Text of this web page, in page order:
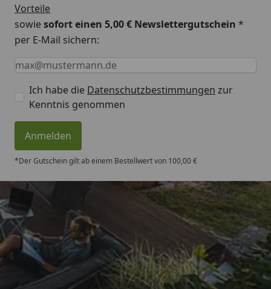
Vorteile
sowiesofort einen 5,00 € Newslettergutschein *
per E-Mail sichern:
Keine Eingabe erforderlich
Eingabe erforderlich
E-Mail *
Ich habe die Datenschutzbestimmungen zur
Kenntnis genommen
Anmelden
*Der Gutschein gilt ab einem Bestellwert von 100,00 €
Trusted Shops
4,50/ 5